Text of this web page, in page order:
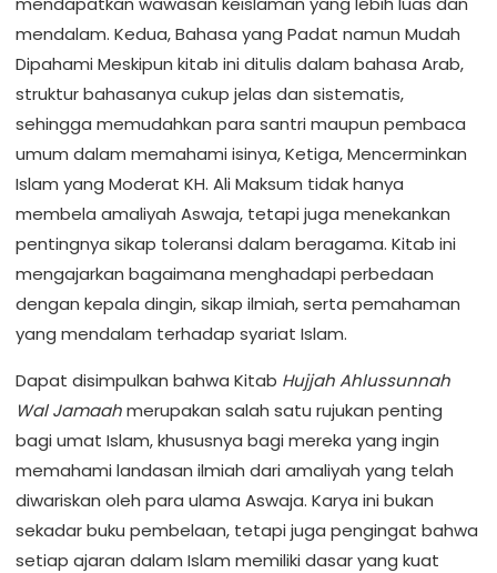
mendalam. Kedua, Bahasa yang Padat namun Mudah
Dipahami Meskipun kitab ini ditulis dalam bahasa Arab,
struktur bahasanya cukup jelas dan sistematis,
sehingga memudahkan para santri maupun pembaca
umum dalam memahami isinya, Ketiga, Mencerminkan
Islam yang Moderat KH. Ali Maksum tidak hanya
membela amaliyah Aswaja, tetapi juga menekankan
pentingnya sikap toleransi dalam beragama. Kitab ini
mengajarkan bagaimana menghadapi perbedaan
dengan kepala dingin, sikap ilmiah, serta pemahaman
yang mendalam terhadap syariat Islam.
Dapat disimpulkan bahwa Kitab Hujjah Ahlussunnah
Wal Jamaahmerupakan salah satu rujukan penting
bagi umat Islam, khususnya bagi mereka yang ingin
memahami landasan ilmiah dari amaliyah yang telah
diwariskan oleh para ulama Aswaja. Karya ini bukan
sekadar buku pembelaan, tetapi juga pengingat bahwa
setiap ajaran dalam Islam memiliki dasar yang kuat